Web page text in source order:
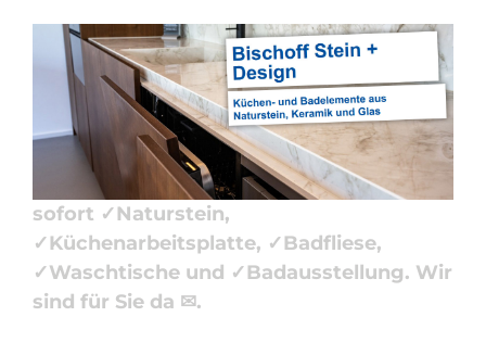
Bekommen Sie Naturstein für Kirchberg
(Murr) bei
Bischoff Stein + Design und
✓Küchenarbeitsplatte, Badfliese,
Waschtische, Badausstellung. Bischoff
Stein + Design, Ihr Steinmetz &
Natursteinbauer in Kirchberg (Murr) –
sofort ✓Naturstein,
✓Küchenarbeitsplatte, ✓Badfliese,
✓Waschtische und ✓Badausstellung. Wir
sind für Sie da ✉.